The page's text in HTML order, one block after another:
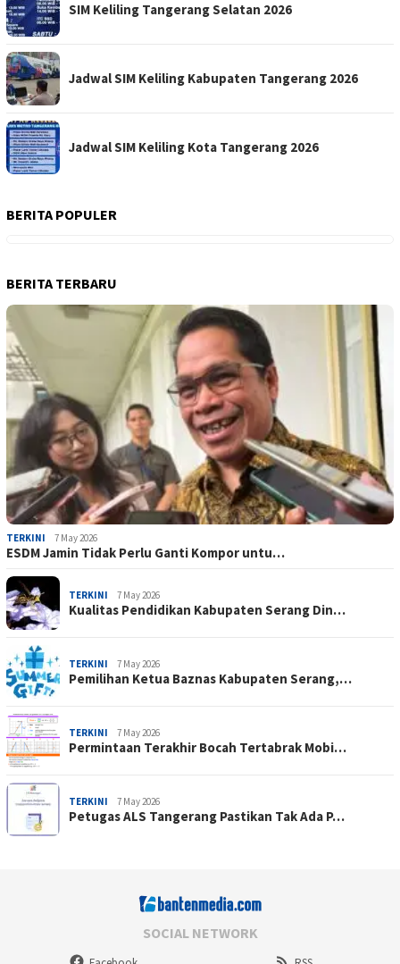
SIM Keliling Tangerang Selatan 2026
Jadwal SIM Keliling Kabupaten Tangerang 2026
Jadwal SIM Keliling Kota Tangerang 2026
BERITA POPULER
BERITA TERBARU
TERKINI 7 May 2026
ESDM Jamin Tidak Perlu Ganti Kompor untu…
TERKINI 7 May 2026
Kualitas Pendidikan Kabupaten Serang Din…
TERKINI 7 May 2026
Pemilihan Ketua Baznas Kabupaten Serang,…
TERKINI 7 May 2026
Permintaan Terakhir Bocah Tertabrak Mobi…
TERKINI 7 May 2026
Petugas ALS Tangerang Pastikan Tak Ada P…
SOCIAL NETWORK